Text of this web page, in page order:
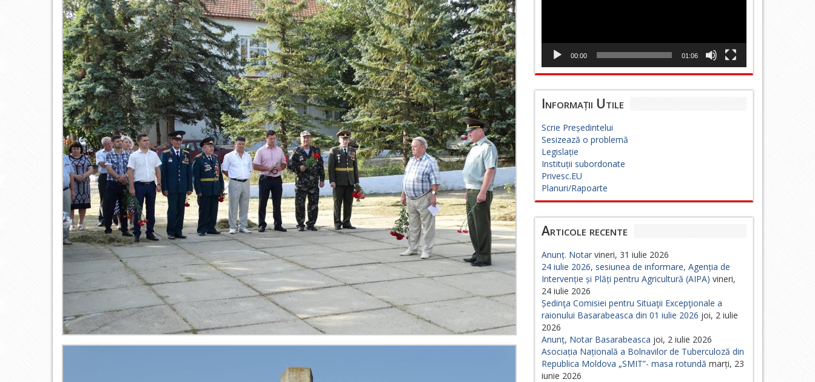
00:00 01:06
Informații Utile
Scrie Președintelui
Sesizează o problemă
Legislație
Instituții subordonate
Privesc.EU
Planuri/Rapoarte
Articole recente
Anunț. Notar vineri, 31 iulie 2026
24 iulie 2026, sesiunea de informare, Agenția de
Intervenție și Plăți pentru Agricultură (AIPA) vineri,
24 iulie 2026
Ședinţa Comisiei pentru Situaţii Excepţionale a
raionului Basarabeasca din 01 iulie 2026 joi, 2 iulie
2026
Anunț, Notar Basarabeasca joi, 2 iulie 2026
Asociația Națională a Bolnavilor de Tuberculoză din
Republica Moldova „SMIT”- masa rotundă marți, 23
iunie 2026